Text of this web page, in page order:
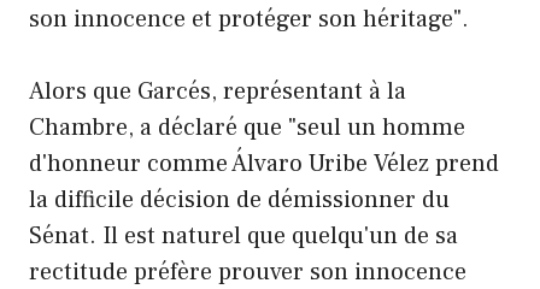
son innocence et protéger son héritage".
Alors que Garcés, représentant à la
Chambre, a déclaré que "seul un homme
d'honneur comme Álvaro Uribe Vélez prend
la difficile décision de démissionner du
Sénat. Il est naturel que quelqu'un de sa
rectitude préfère prouver son innocence